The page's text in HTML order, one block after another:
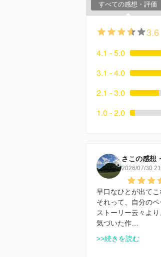
すべての感想・評価
3.6
4.1 - 5.0
3.1 - 4.0
2.1 - 3.0
1.0 - 2.0
さこの感想
2026/07/30
早口なひとが出てこ
それって、自分の
ストーリー云々よ
気づいた作…
>>続きを読む